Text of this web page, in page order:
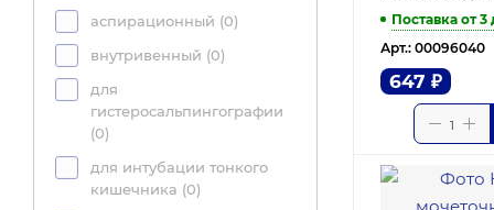
Поставка от 3
Арт.: 00096040
647 ₽
аспирационный (0)
внутривенный (0)
для
гистеросальпингографии
(0)
для интубации тонкого
кишечника (0)